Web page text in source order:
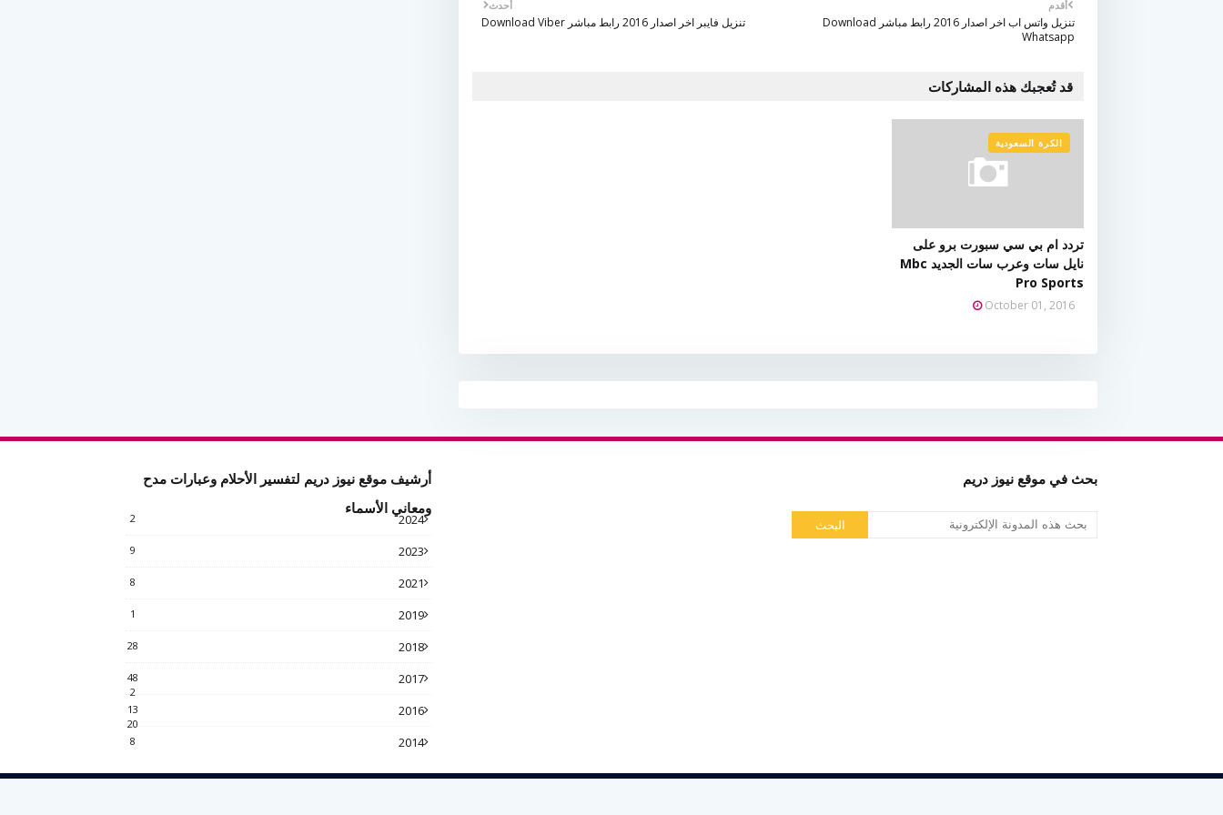
أحدث
تنزيل فايبر اخر اصدار 2016 رابط مباشر Download Viber
أقدم
تنزيل واتس اب اخر اصدار 2016 رابط مباشر Download
Whatsapp
قد تُعجبك هذه المشاركات
الكرة السعودية
تردد ام بي سي سبورت برو على
نايل سات وعرب سات الجديد Mbc
Pro Sports
October 01, 2016
بحث في موقع نيوز دريم
أرشيف موقع نيوز دريم لتفسير الأحلام وعبارات مدح
ومعاني الأسماء
2024
2
2023
9
2021
8
2019
1
2018
28
2017
48
2
2016
13
20
2014
8